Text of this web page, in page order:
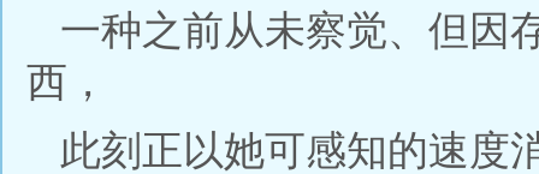
一种之前从未察觉、但因
西，
此刻正以她可感知的速度